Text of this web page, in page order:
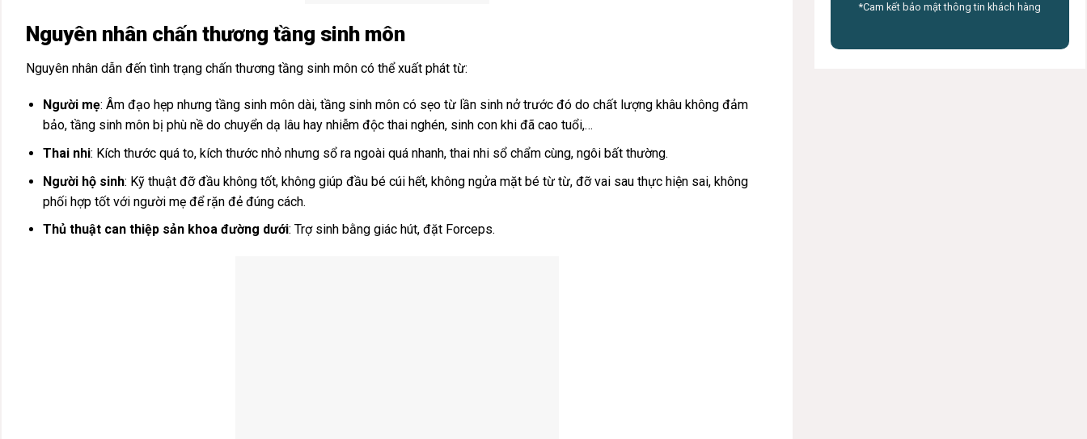
Nguyên nhân chấn thương tầng sinh môn
Nguyên nhân dẫn đến tình trạng chấn thương tầng sinh môn có thể xuất phát từ:
Người mẹ: Âm đạo hẹp nhưng tầng sinh môn dài, tầng sinh môn có sẹo từ lần sinh nở trước đó do chất lượng khâu không đảm
bảo, tầng sinh môn bị phù nề do chuyển dạ lâu hay nhiễm độc thai nghén, sinh con khi đã cao tuổi,…
Thai nhi: Kích thước quá to, kích thước nhỏ nhưng sổ ra ngoài quá nhanh, thai nhi sổ chẩm cùng, ngôi bất thường.
Người hộ sinh: Kỹ thuật đỡ đầu không tốt, không giúp đầu bé cúi hết, không ngửa mặt bé từ từ, đỡ vai sau thực hiện sai, không
phối hợp tốt với người mẹ để rặn đẻ đúng cách.
Thủ thuật can thiệp sản khoa đường dưới: Trợ sinh bằng giác hút, đặt Forceps.
*Cam kết bảo mật thông tin khách hàng